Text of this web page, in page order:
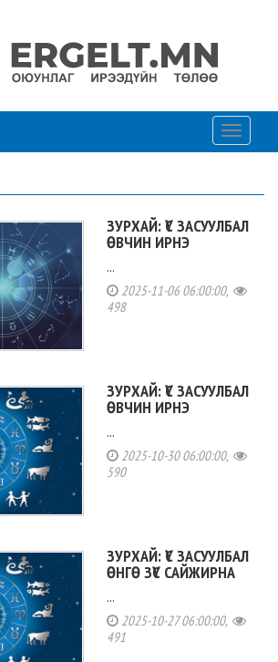
Toggle
ЗУРХАЙ: ҮС ЗАСУУЛБАЛ
ӨВЧИН ИРНЭ
...
2025-11-06 06:00:00,
498
ЗУРХАЙ: ҮС ЗАСУУЛБАЛ
ӨВЧИН ИРНЭ
...
2025-10-30 06:00:00,
590
ЗУРХАЙ: ҮС ЗАСУУЛБАЛ
ӨНГӨ ЗҮС САЙЖИРНА
...
2025-10-27 06:00:00,
491